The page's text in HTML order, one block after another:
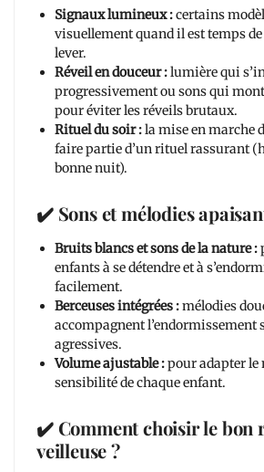
Signaux lumineux :certains
visuellement quand il est temps
lever.
Réveil en douceur :lumière qui
progressivement ou sons qui
pour éviter les réveils brutaux.
Rituel du soir :la mise en marche
faire partie d’un rituel rassurant
bonne nuit).
✔️ Sons et mélodies
Bruits blancs et sons de la nature :
enfants à se détendre et à
facilement.
Berceuses intégrées :mélodies
accompagnent l’endormissement
agressives.
Volume ajustable :pour adapter le
sensibilité de chaque enfant.
✔️ Comment choisir le bon
veilleuse ?